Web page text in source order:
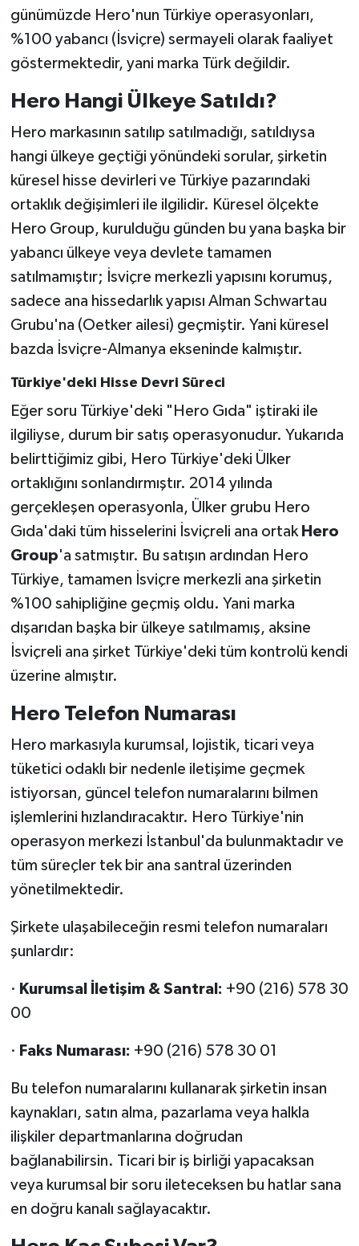
günümüzde Hero'nun Türkiye operasyonları,
%100 yabancı (İsviçre) sermayeli olarak faaliyet
göstermektedir, yani marka Türk değildir.
Hero Hangi Ülkeye Satıldı?
Hero markasının satılıp satılmadığı, satıldıysa
hangi ülkeye geçtiği yönündeki sorular, şirketin
küresel hisse devirleri ve Türkiye pazarındaki
ortaklık değişimleri ile ilgilidir. Küresel ölçekte
Hero Group, kurulduğu günden bu yana başka bir
yabancı ülkeye veya devlete tamamen
satılmamıştır; İsviçre merkezli yapısını korumuş,
sadece ana hissedarlık yapısı Alman Schwartau
Grubu'na (Oetker ailesi) geçmiştir. Yani küresel
bazda İsviçre-Almanya ekseninde kalmıştır.
Türkiye'deki Hisse Devri Süreci
Eğer soru Türkiye'deki "Hero Gıda" iştiraki ile
ilgiliyse, durum bir satış operasyonudur. Yukarıda
belirttiğimiz gibi, Hero Türkiye'deki Ülker
ortaklığını sonlandırmıştır. 2014 yılında
gerçekleşen operasyonla, Ülker grubu Hero
Gıda'daki tüm hisselerini İsviçreli ana ortak Hero
Group'a satmıştır. Bu satışın ardından Hero
Türkiye, tamamen İsviçre merkezli ana şirketin
%100 sahipliğine geçmiş oldu. Yani marka
dışarıdan başka bir ülkeye satılmamış, aksine
İsviçreli ana şirket Türkiye'deki tüm kontrolü kendi
üzerine almıştır.
Hero Telefon Numarası
Hero markasıyla kurumsal, lojistik, ticari veya
tüketici odaklı bir nedenle iletişime geçmek
istiyorsan, güncel telefon numaralarını bilmen
işlemlerini hızlandıracaktır. Hero Türkiye'nin
operasyon merkezi İstanbul'da bulunmaktadır ve
tüm süreçler tek bir ana santral üzerinden
yönetilmektedir.
Şirkete ulaşabileceğin resmi telefon numaraları
şunlardır:
· Kurumsal İletişim & Santral: +90 (216) 578 30
00
· Faks Numarası: +90 (216) 578 30 01
Bu telefon numaralarını kullanarak şirketin insan
kaynakları, satın alma, pazarlama veya halkla
ilişkiler departmanlarına doğrudan
bağlanabilirsin. Ticari bir iş birliği yapacaksan
veya kurumsal bir soru ileteceksen bu hatlar sana
en doğru kanalı sağlayacaktır.